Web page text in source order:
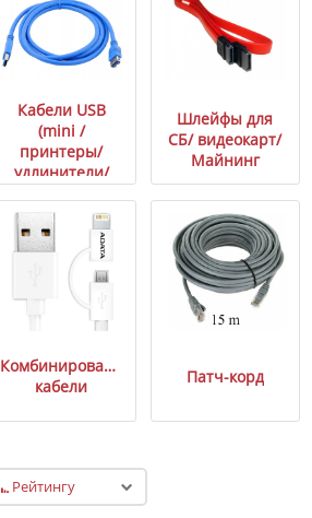
Кабели USB
(mini /
принтеры/
удлинители/
Шлейфы для
СБ/ видеокарт/
Майнинг
Комбинированные
кабели
Патч-корд
Рейтингу